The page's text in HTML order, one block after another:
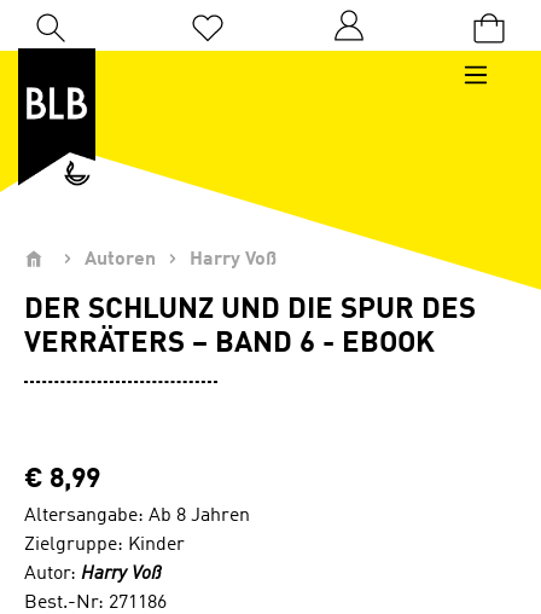
Zum Hauptinhalt springen
Du hast 0 Produkte auf dem Merkzettel
Autoren Harry Voß
DER SCHLUNZ UND DIE SPUR DES
VERRÄTERS – BAND 6 - EBOOK
€ 8,99
Altersangabe: Ab 8 Jahren
Zielgruppe: Kinder
Autor: Harry Voß
Best.-Nr: 271186